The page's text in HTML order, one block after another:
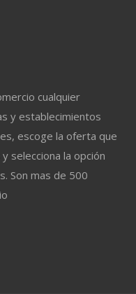
cualquier
y establecimientos
escoge la oferta que
selecciona la opción
Son mas de 500